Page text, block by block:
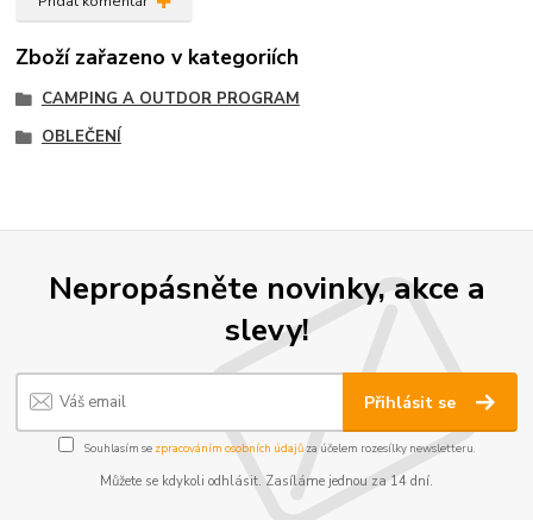
Zboží zařazeno v kategoriích
CAMPING A OUTDOR PROGRAM
OBLEČENÍ
Nepropásněte novinky, akce a
slevy!
Přihlásit se
Souhlasím se zpracováním osobních údajůza účelem rozesílky newsletteru.
Můžete se kdykoli odhlásit. Zasíláme jednou za 14 dní.